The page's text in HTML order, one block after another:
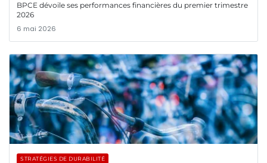
BPCE dévoile ses performances financières du premier trimestre
2026
6 mai 2026
STRATÉGIES DE DURABILITÉ